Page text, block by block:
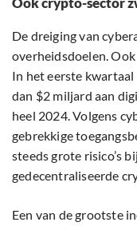
De dreiging van
overheidsdoelen.
In het eerste
dan $2 miljard aan
heel 2024. Volgens
gebrekkige
steeds grote risico’s
gedecentraliseerde
Een van de grootste